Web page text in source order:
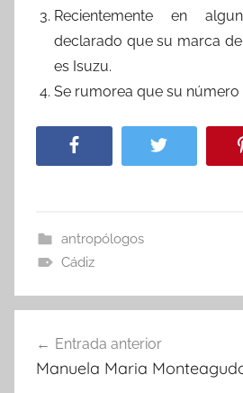
Recientemente en
declarado que su marca
es Isuzu.
Se rumorea que su número
antropólogos
Cádiz
de
Entrada anterior
Manuela Maria